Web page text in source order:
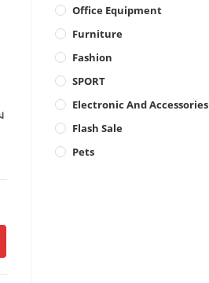
Office Equipment
Furniture
Fashion
SPORT
Electronic And Accessories
Flash Sale
Pets